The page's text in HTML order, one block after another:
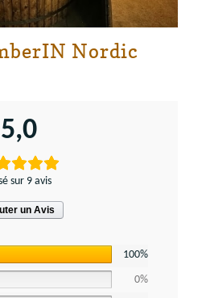
Nordic
5,0
sur 9 avis
un Avis
100%
0%